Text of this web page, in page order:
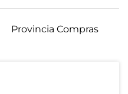
Provincia Compras